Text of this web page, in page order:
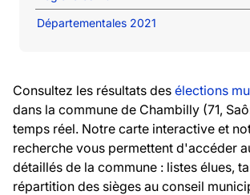
Départementales 2021
Consultez les résultats des élections
dans la commune de Chambilly (71,
temps réel. Notre carte interactive et
recherche vous permettent d'accéder
détaillés de la commune : listes élues,
répartition des sièges au conseil